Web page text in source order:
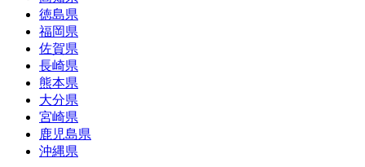
徳島県
福岡県
佐賀県
長崎県
熊本県
大分県
宮崎県
鹿児島県
沖縄県